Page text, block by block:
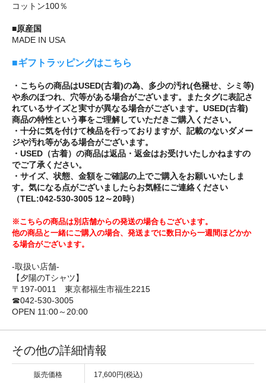
コットン100％
■原産国
MADE IN USA
■ギフトラッピングはこちら
・こちらの商品はUSED(古着)の為、多少の汚れ(色褪せ、シミ等)
や糸のほつれ、穴等がある場合がございます。またタグに表記さ
れているサイズと実寸が異なる場合がございます。USED(古着)
商品の特性という事をご理解していただきご購入ください。
・十分に気を付けて検品を行っておりますが、記載のないダメー
ジや汚れ等がある場合がございます。
・USED（古着）の商品は返品・返金はお受けいたしかねますの
でご了承ください。
・サイズ、状態、金額をご確認の上でご購入をお願いいたしま
す。気になる点がございましたらお気軽にご連絡ください
（TEL:042-530-3005 12～20時）
※こちらの商品は別店舗からの発送の場合もございます。
他の商品と一緒にご購入の場合、発送までに数日から一週間ほどかか
る場合がございます。
-取扱い店舗-
【夕陽のTシャツ】
〒197-0011 東京都福生市福生2215
☎042-530-3005
OPEN 11:00～20:00
その他の詳細情報
販売価格 17,600円(税込)